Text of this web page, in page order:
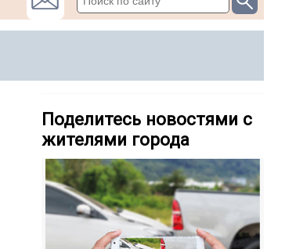
Поделитесь новостями с
жителями города